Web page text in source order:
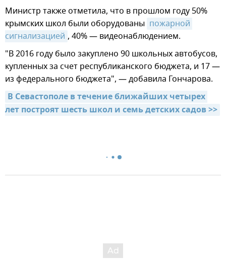
Министр также отметила, что в прошлом году 50%
крымских школ были оборудованы пожарной
сигнализацией , 40% — видеонаблюдением.
"В 2016 году было закуплено 90 школьных автобусов,
купленных за счет республиканского бюджета, и 17 —
из федерального бюджета", — добавила Гончарова.
В Севастополе в течение ближайших четырех
лет построят шесть школ и семь детских садов >>